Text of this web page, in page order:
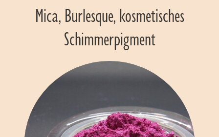
Mica, Burlesque, kosmetisches
Schimmerpigment